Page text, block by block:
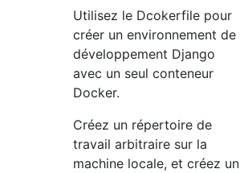
Utilisez le Dcokerfile pour
créer un environnement de
développement Django
avec un seul conteneur
Docker.
Créez un répertoire de
travail arbitraire sur la
machine locale, et créez un